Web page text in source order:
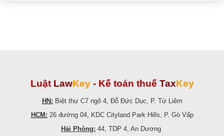
Luật LawKey - Kế toán thuế TaxKey
HN: Biệt thự C7 ngõ 4, Đỗ Đức Dục, P. Từ Liêm
HCM: 26 đường 04, KDC Cityland Park Hills, P. Gò Vấp
Hải Phòng: 44, TDP 4, An Dương